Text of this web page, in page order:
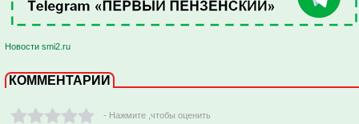
Новости smi2.ru
КОММЕНТАРИИ
- Нажмите ,чтобы оценить